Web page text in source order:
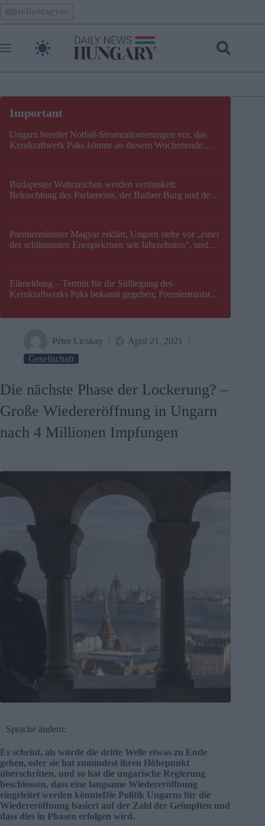
Skip
to
content
HelloMagyar
Ungarn bereitet Notfall-Stromrationierungen vor, das
Kernkraftwerk Paks könnte an diesem Wochenende
Budapester Wahrzeichen werden verdunkelt:
Beleuchtung des Parlaments, der Budaer Burg und der
Premierminister Magyar erklärt, Ungarn stehe vor „einer
der schlimmsten Energiekrisen seit Jahrzehnten“, und
Eilmeldung – Termin für die Stilllegung des
Kernkraftwerks Paks bekannt gegeben; Premierminister
Péter Licskay
April 21, 2021
Gesellschaft
Die nächste Phase der Lockerung? –
Große Wiedereröffnung in Ungarn
nach 4 Millionen Impfungen
Sprache ändern:
Es scheint, als würde die dritte Welle etwas zu Ende
gehen, oder sie hat zumindest ihren Höhepunkt
überschritten, und so hat die ungarische Regierung
beschlossen, dass eine langsame Wiedereröffnung
eingeleitet werden könnteDie Politik Ungarns für die
Wiedereröffnung basiert auf der Zahl der Geimpften und
dass dies in Phasen erfolgen wird.